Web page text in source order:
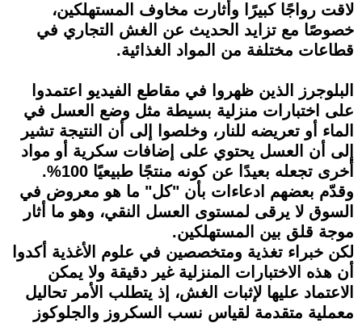
لاقت رواجًا كبيرًا وأثارت مخاوف المستهلكين،
خصوصًا مع تزايد الحديث عن الغش التجاري في
قطاعات مختلفة من المواد الغذائية.
البلوجرز الذين ظهروا في مقاطع الفيديو اعتمدوا
على اختبارات منزلية بسيطة مثل وضع العسل في
الماء أو تعريضه للنار، وخلصوا إلى أن النتيجة تشير
إلى أن العسل يحتوي على إضافات سكرية أو مواد
أخرى تجعله بعيدًا عن كونه منتجًا طبيعيًا 100%.
وقدّم بعضهم ادعاءات بأن "كل" ما هو معروض في
السوق لا يرقى لمستوى العسل النقي، وهو ما أثار
موجة قلق بين المستهلكين.
لكن خبراء تغذية ومتخصصين في علوم الأغذية أكدوا
أن هذه الاختبارات المنزلية غير دقيقة ولا يمكن
الاعتماد عليها لإثبات الغش، إذ يتطلب الأمر تحاليل
معملية متقدمة لقياس نسب السكروز والجلوكوز